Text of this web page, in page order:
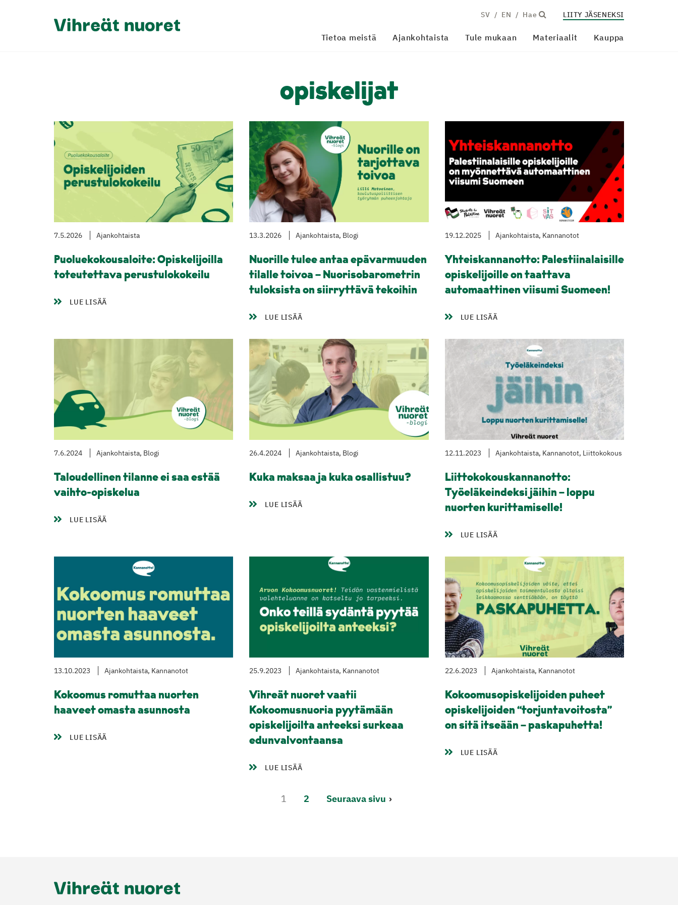
SV EN Hae LIITY JÄSENEKSI
Tietoa meistä Ajankohtaista Tule mukaan Materiaalit Kauppa
opiskelijat
7.5.2026 Ajankohtaista
Puoluekokousaloite: Opiskelijoilla
toteutettava perustulokokeilu
LUE LISÄÄ
13.3.2026 Ajankohtaista, Blogi
Nuorille tulee antaa epävarmuuden
tilalle toivoa – Nuorisobarometrin
tuloksista on siirryttävä tekoihin
LUE LISÄÄ
19.12.2025 Ajankohtaista, Kannanotot
Yhteiskannanotto: Palestiinalaisille
opiskelijoille on taattava
automaattinen viisumi Suomeen!
LUE LISÄÄ
7.6.2024 Ajankohtaista, Blogi
Taloudellinen tilanne ei saa estää
vaihto-opiskelua
LUE LISÄÄ
26.4.2024 Ajankohtaista, Blogi
Kuka maksaa ja kuka osallistuu?
LUE LISÄÄ
12.11.2023 Ajankohtaista, Kannanotot, Liittokokous
Liittokokouskannanotto:
Työeläkeindeksi jäihin – loppu
nuorten kurittamiselle!
LUE LISÄÄ
13.10.2023 Ajankohtaista, Kannanotot
Kokoomus romuttaa nuorten
haaveet omasta asunnosta
LUE LISÄÄ
25.9.2023 Ajankohtaista, Kannanotot
Vihreät nuoret vaatii
Kokoomusnuoria pyytämään
opiskelijoilta anteeksi surkeaa
edunvalvontaansa
LUE LISÄÄ
22.6.2023 Ajankohtaista, Kannanotot
Kokoomusopiskelijoiden puheet
opiskelijoiden “torjuntavoitosta”
on sitä itseään – paskapuhetta!
LUE LISÄÄ
1 2 Seuraava sivu